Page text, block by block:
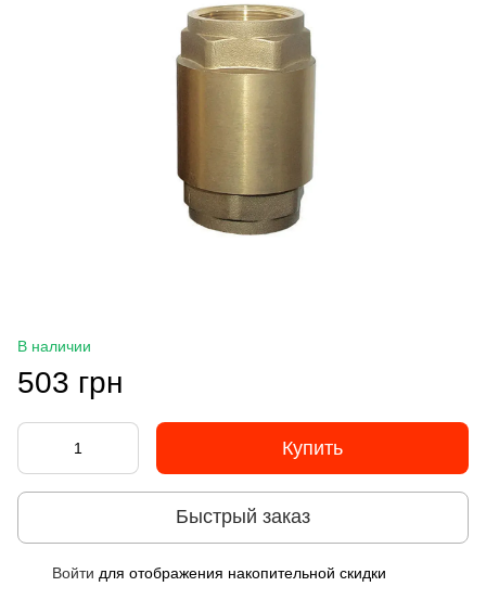
В наличии
503 грн
Купить
Быстрый заказ
Войти для отображения накопительной скидки